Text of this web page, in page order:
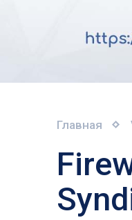
Главная